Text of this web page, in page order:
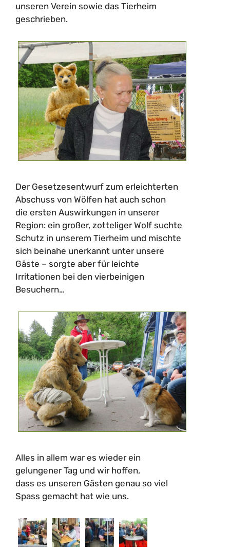
unseren Verein sowie das Tierheim
geschrieben.
Der Gesetzesentwurf zum erleichterten
Abschuss von Wölfen hat auch schon
die ersten Auswirkungen in unserer
Region: ein großer, zotteliger Wolf suchte
Schutz in unserem Tierheim und mischte
sich beinahe unerkannt unter unsere
Gäste – sorgte aber für leichte
Irritationen bei den vierbeinigen
Besuchern…
Alles in allem war es wieder ein
gelungener Tag und wir hoffen,
dass es unseren Gästen genau so viel
Spass gemacht hat wie uns.